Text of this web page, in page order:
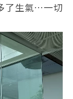
了生氣…一切